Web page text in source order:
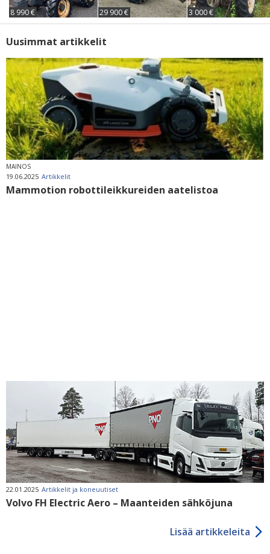
8 990 € 29 900 € 3 000 €
Uusimmat artikkelit
MAINOS
19.06.2025 Artikkelit
Mammotion robottileikkureiden aatelistoa
22.01.2025 Artikkelit ja koneuutiset
Volvo FH Electric Aero – Maanteiden sähköjuna
Lisää artikkeleita